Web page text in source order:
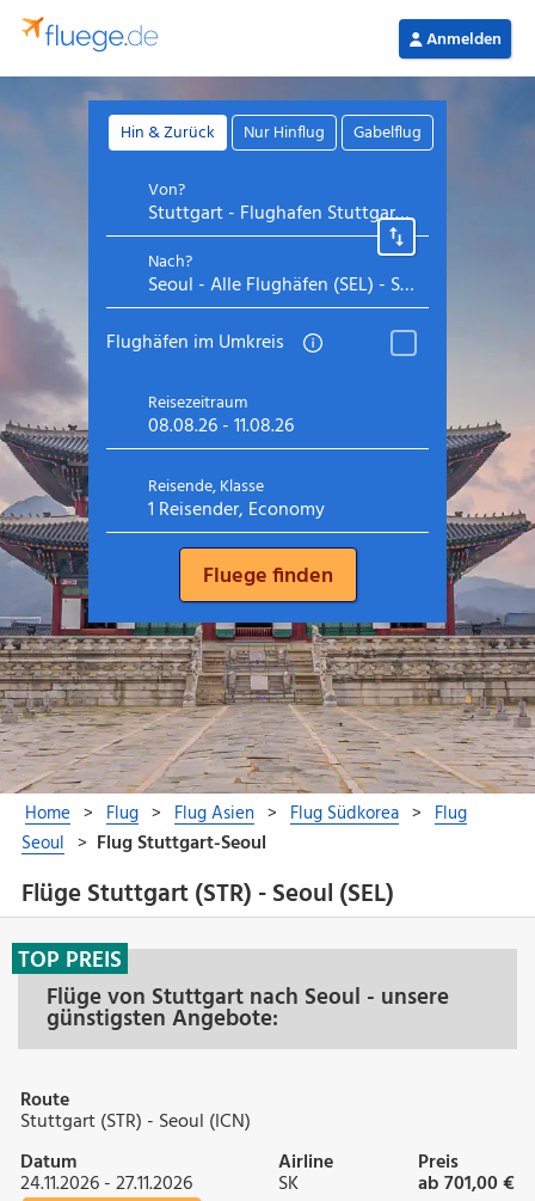
Flüge Stuttgart (STR) - Seoul (SEL)
Flüge von Stuttgart nach Seoul - unsere
günstigsten Angebote:
TOP PREIS
Route
Stuttgart (STR) - Seoul (ICN)
Datum
24.11.2026 - 27.11.2026
Airline
SK
Preis
ab 701,00 €